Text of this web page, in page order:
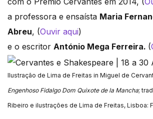
a professora e ensaísta Maria
Abreu, (Ouvir aqui)
e o escritor António Mega Ferreira. (
Ilustração de Lima de Freitas in Miguel de
Engenhoso Fidalgo Dom Quixote de la Mancha;
Ribeiro e ilustrações de Lima de Freitas, Lisboa: